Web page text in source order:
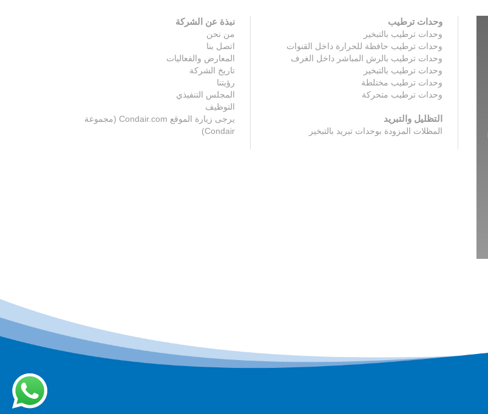
وحدات ترطيب
وحدات ترطيب بالتبخير
وحدات ترطيب حافظة للحرارة داخل القنوات
وحدات ترطيب بالرش المباشر داخل الغرف
وحدات ترطيب بالتبخير
وحدات ترطيب مختلطة
وحدات ترطيب متحركة
التظليل والتبريد
المظلات المزودة بوحدات تبريد بالتبخير
نبذة عن الشركة
من نحن
اتصل بنا
المعارض والفعاليات
تاريخ الشركة
رؤيتنا
المجلس التنفيذي
التوظيف
يرجى زيارة الموقع Condair.com (مجموعة
Condair)